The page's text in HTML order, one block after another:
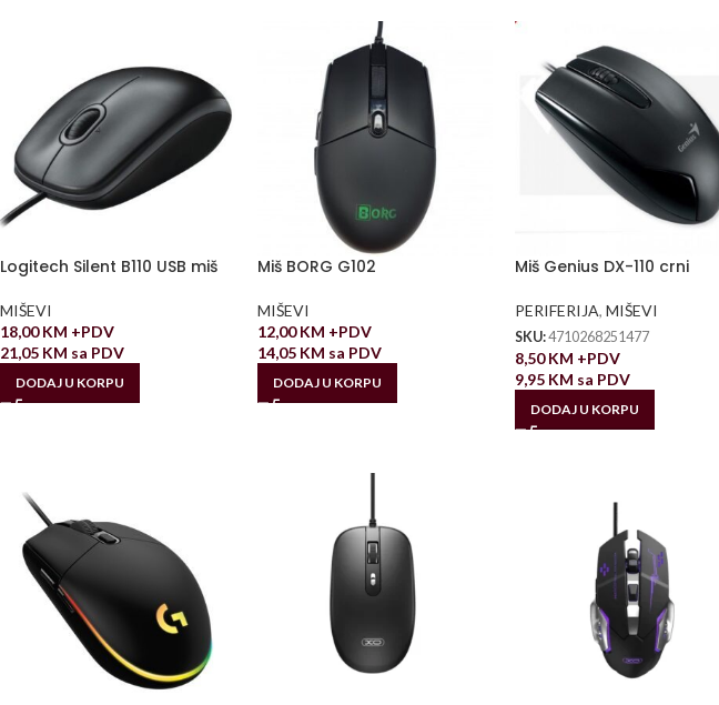
Logitech Silent B110 USB miš
MIŠEVI
18,00KM +PDV
21,05 KM sa PDV
DODAJ U KORPU
Miš BORG G102
MIŠEVI
12,00KM +PDV
14,05 KM sa PDV
DODAJ U KORPU
Miš Genius DX-110 crni
PERIFERIJA, MIŠEVI
SKU:4710268251477
8,50KM +PDV
9,95 KM sa PDV
DODAJ U KORPU